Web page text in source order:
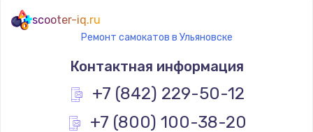
scooter-iq.ru
Ремонт самокатов в Ульяновске
Контактная информация
+7 (842) 229-50-12
+7 (800) 100-38-20